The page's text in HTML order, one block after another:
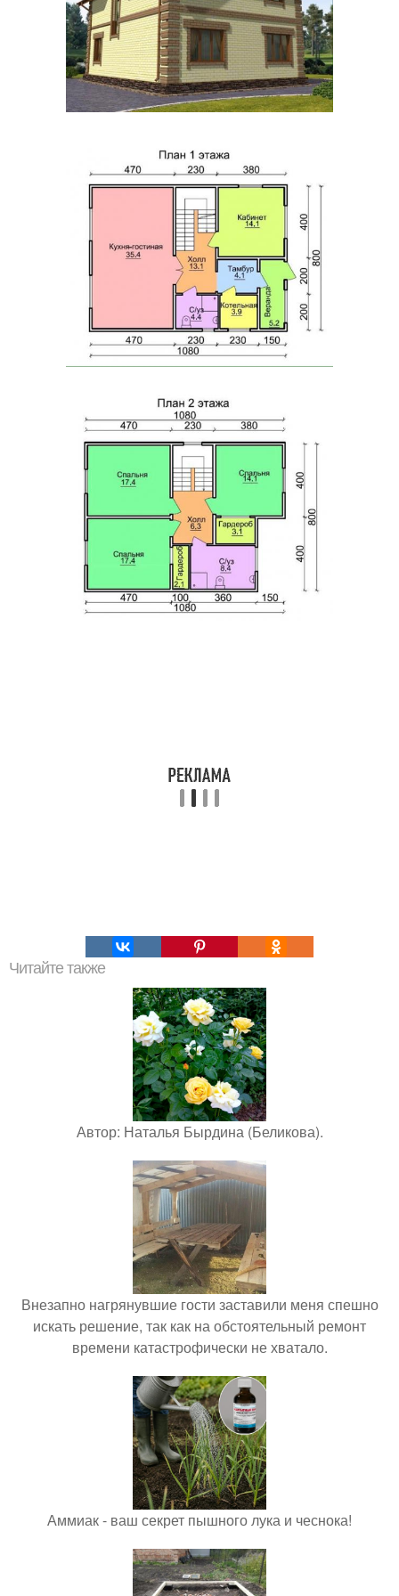
Читайте также
Автор: Наталья Бырдина (Беликова).
Внезапно нагрянувшие гости заставили меня спешно
искать решение, так как на обстоятельный ремонт
времени катастрофически не хватало.
Аммиак - ваш секрет пышного лука и чеснока!